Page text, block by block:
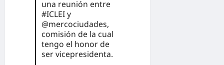
una reunión entre
#ICLEIy
@mercociudades,
comisión de la cual
tengo el honor de
ser vicepresidenta.